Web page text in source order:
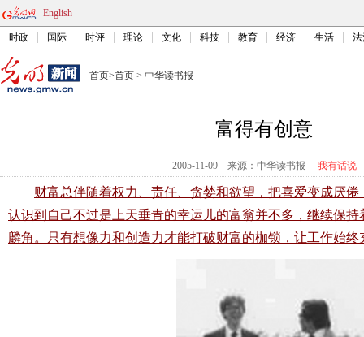
English
时政 国际 时评 理论 文化 科技 教育 经济 生活
首页>首页 > 中华读书报
富得有创意
2005-11-09 来源：中华读书报 我有话说
财富总伴随着权力、责任、贪婪和欲望，把喜爱变成厌
认识到自己不过是上天垂青的幸运儿的富翁并不多，继续保
麟角。只有想像力和创造力才能打破财富的枷锁，让工作始终